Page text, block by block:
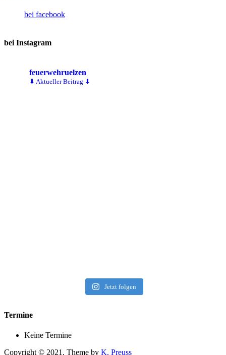
bei facebook
bei Instagram
feuerwehruelzen
⬇ Aktueller Beitrag ⬇
Jetzt folgen
Termine
Keine Termine
Copyright © 2021. Theme by K. Preuss